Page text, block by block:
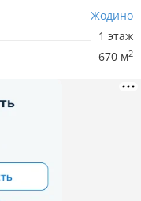
Жодино
1 этаж
670 м2